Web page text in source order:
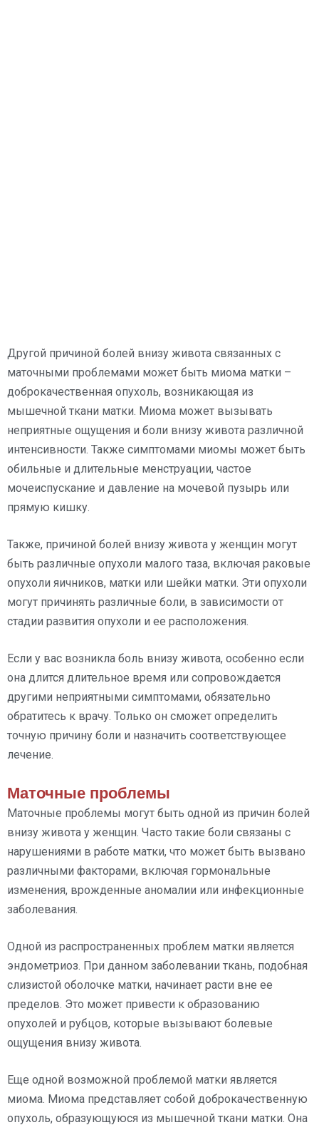
Другой причиной болей внизу живота связанных с
маточными проблемами может быть миома матки –
доброкачественная опухоль, возникающая из
мышечной ткани матки. Миома может вызывать
неприятные ощущения и боли внизу живота различной
интенсивности. Также симптомами миомы может быть
обильные и длительные менструации, частое
мочеиспускание и давление на мочевой пузырь или
прямую кишку.
Также, причиной болей внизу живота у женщин могут
быть различные опухоли малого таза, включая раковые
опухоли яичников, матки или шейки матки. Эти опухоли
могут причинять различные боли, в зависимости от
стадии развития опухоли и ее расположения.
Если у вас возникла боль внизу живота, особенно если
она длится длительное время или сопровождается
другими неприятными симптомами, обязательно
обратитесь к врачу. Только он сможет определить
точную причину боли и назначить соответствующее
лечение.
Маточные проблемы
Маточные проблемы могут быть одной из причин болей
внизу живота у женщин. Часто такие боли связаны с
нарушениями в работе матки, что может быть вызвано
различными факторами, включая гормональные
изменения, врожденные аномалии или инфекционные
заболевания.
Одной из распространенных проблем матки является
эндометриоз. При данном заболевании ткань, подобная
слизистой оболочке матки, начинает расти вне ее
пределов. Это может привести к образованию
опухолей и рубцов, которые вызывают болевые
ощущения внизу живота.
Еще одной возможной проблемой матки является
миома. Миома представляет собой доброкачественную
опухоль, образующуюся из мышечной ткани матки. Она